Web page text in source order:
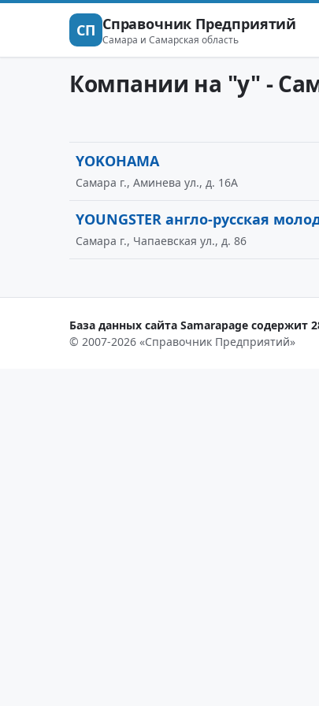
СП Справочник Предприятий
Самара и Самарская область
Компании на "y" -
YOKOHAMA
Самара г., Аминева ул., д. 16А
YOUNGSTER англо-русская
Самара г., Чапаевская ул., д. 86
База данных сайта Samarapage содержит
© 2007-2026 «Справочник Предприятий»